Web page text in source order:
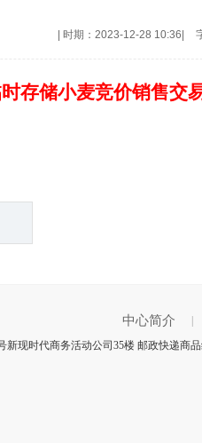
时期：2023-12-28 10:36
存储小麦竞价销售交
中心简介
现时代商务活动公司35楼 邮政快递商